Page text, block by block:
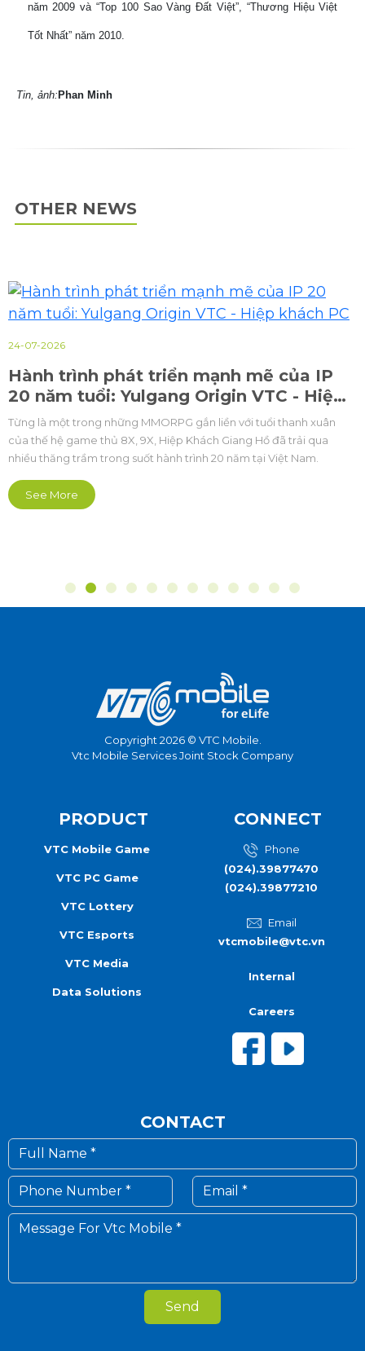
năm 2009 và “Top 100 Sao Vàng Đất Việt”, “Thương Hiệu Việt
Tốt Nhất” năm 2010.
Tin, ảnh: Phan Minh
OTHER NEWS
24-07-2026
Hành trình phát triển mạnh mẽ của IP
20 năm tuổi: Yulgang Origin VTC - Hiệp
khách PC
Từng là một trong những MMORPG gắn liền với tuổi thanh xuân
của thế hệ game thủ 8X, 9X, Hiệp Khách Giang Hồ đã trải qua
nhiều thăng trầm trong suốt hành trình 20 năm tại Việt Nam.
See More
Copyright 2026 © VTC Mobile.
Vtc Mobile Services Joint Stock Company
PRODUCT
VTC Mobile Game
VTC PC Game
VTC Lottery
VTC Esports
VTC Media
Data Solutions
CONNECT
Phone
(024).39877470
(024).39877210
Email
vtcmobile@vtc.vn
Internal
Careers
CONTACT
Send